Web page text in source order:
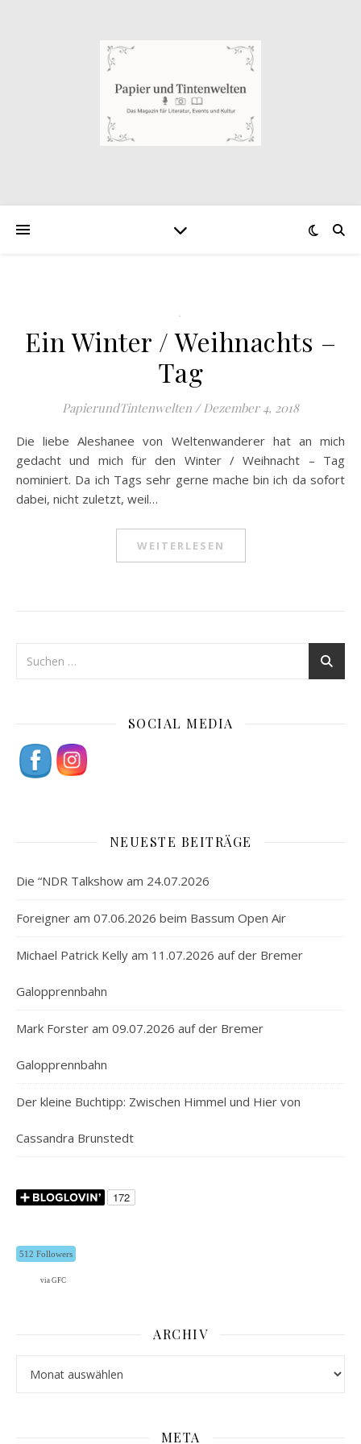
.
Ein Winter / Weihnachts –
Tag
PapierundTintenwelten / Dezember 4, 2018
Die liebe Aleshanee von Weltenwanderer hat an mich
gedacht und mich für den Winter / Weihnacht – Tag
nominiert. Da ich Tags sehr gerne mache bin ich da sofort
dabei, nicht zuletzt, weil…
WEITERLESEN
SOCIAL MEDIA
NEUESTE BEITRÄGE
Die “NDR Talkshow am 24.07.2026
Foreigner am 07.06.2026 beim Bassum Open Air
Michael Patrick Kelly am 11.07.2026 auf der Bremer
Galopprennbahn
Mark Forster am 09.07.2026 auf der Bremer
Galopprennbahn
Der kleine Buchtipp: Zwischen Himmel und Hier von
Cassandra Brunstedt
512 Followers
via GFC
ARCHIV
META